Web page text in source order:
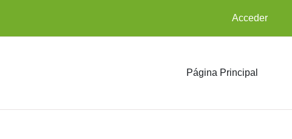
Acceder
Página Principal